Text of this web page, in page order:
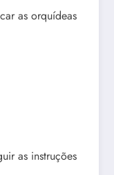
as orquídeas
as instruções